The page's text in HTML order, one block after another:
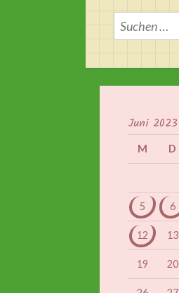
Suchen
nach:
Juni 2023
M D
5 6
12 13
19 20